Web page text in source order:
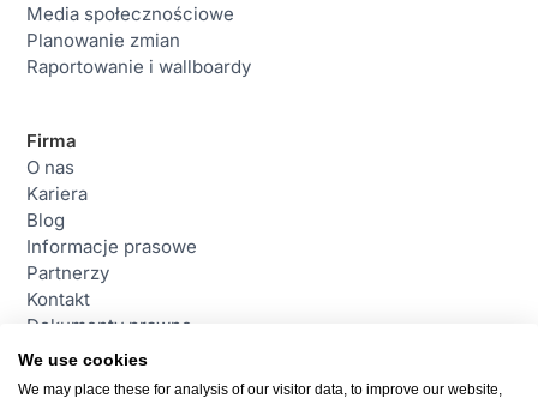
Media społecznościowe
Planowanie zmian
Raportowanie i wallboardy
Firma
O nas
Kariera
Blog
Informacje prasowe
Partnerzy
Kontakt
Dokumenty prawne
We use cookies
We may place these for analysis of our visitor data, to improve our website,